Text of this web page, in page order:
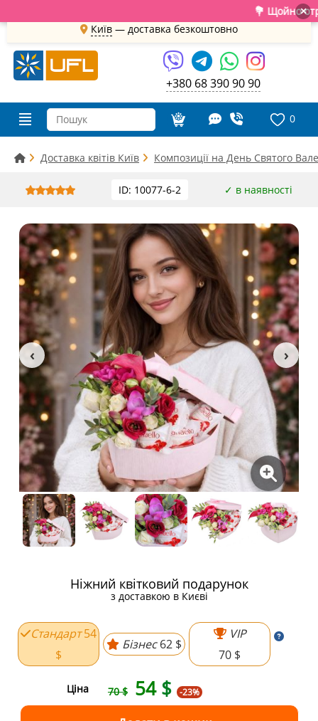
💐 Щойно ×
Київ — доставка безкоштовно
+380 68 390 90 90
0
Доставка квітів Київ Композиції на День Святого
ID: 10077-6-2 ✓ в наявності
Ніжний квітковий подарунок
з доставкою в Києві
Стандарт 54
$
Бізнес 62 $
VIP
70 $
Ціна 70 $ 54$ -23%